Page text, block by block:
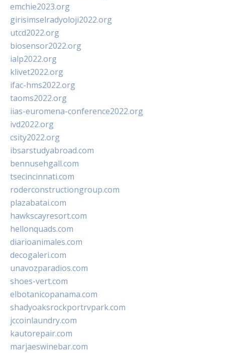
emchie2023.org
girisimselradyoloji2022.org
utcd2022.org
biosensor2022.org
ialp2022.org
klivet2022.org
ifac-hms2022.org
taoms2022.org
iias-euromena-conference2022.org
ivd2022.org
csity2022.org
ibsarstudyabroad.com
bennusehgall.com
tsecincinnati.com
roderconstructiongroup.com
plazabatai.com
hawkscayresort.com
hellonquads.com
diarioanimales.com
decogaleri.com
unavozparadios.com
shoes-vert.com
elbotanicopanama.com
shadyoaksrockportrvpark.com
jccoinlaundry.com
kautorepair.com
marjaeswinebar.com